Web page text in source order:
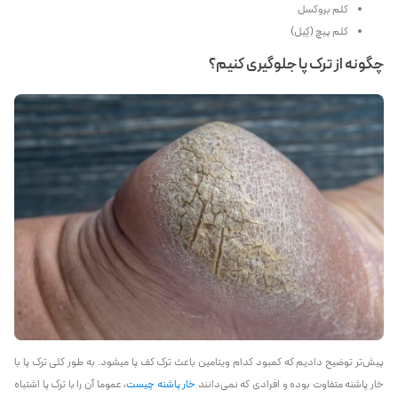
کلم بروکسل
کلم پیچ (کِیل)
چگونه از ترک پا جلوگیری کنیم؟
پیش‌تر توضیح دادیم که کمبود کدام ویتامین باعث ترک کف پا میشود. به طور کلی ترک پا با
خار پاشنه متفاوت بوده و افرادی که نمی‌دانند خار پاشنه چیست، عموما آن را با ترک پا اشتباه